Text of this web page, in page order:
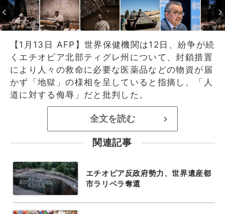
【1月13日 AFP】世界保健機関は12日、紛争が続
くエチオピア北部ティグレ州について、封鎖措置
により人々の救命に必要な医薬品などの物資が届
かず「地獄」の様相を呈していると指摘し、「人
道に対する侮辱」だと批判した。
全文を読む >
関連記事
エチオピア反政府勢力、世界遺産都
市ラリベラ奪還